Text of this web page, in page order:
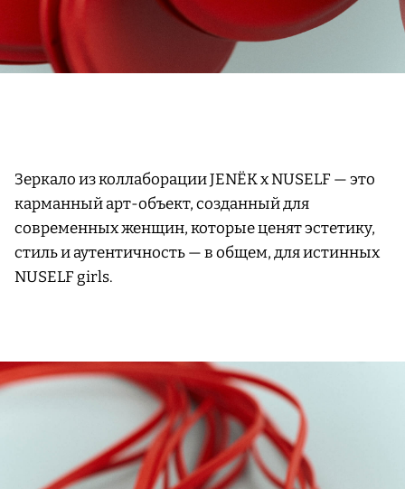
Зеркало из коллаборации JENЁK x NUSELF — это
карманный арт-объект, созданный для
современных женщин, которые ценят эстетику,
стиль и аутентичность — в общем, для истинных
NUSELF girls.